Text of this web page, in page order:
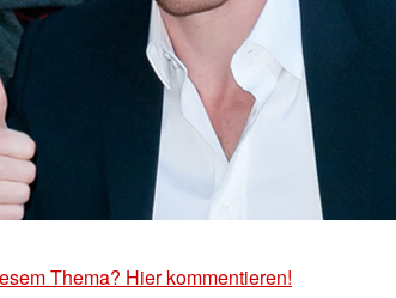
Thema? Hier kommentieren!